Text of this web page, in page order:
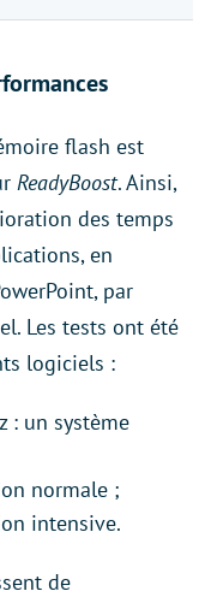
flash est
ReadyBoost. Ainsi,
des temps
en
par
Les tests ont été
logiciels :
: un système
normale ;
intensive.
de